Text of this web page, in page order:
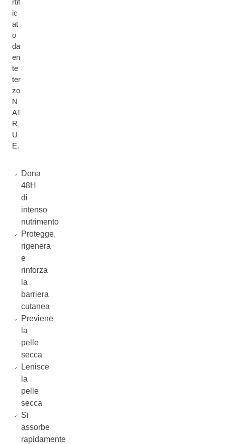
rtif
ic
at
o
da
en
te
ter
zo
N
AT
R
U
E.
Dona
48H
di
intenso
nutrimento
Protegge,
rigenera
e
rinforza
la
barriera
cutanea
Previene
la
pelle
secca
Lenisce
la
pelle
secca
Si
assorbe
rapidamente